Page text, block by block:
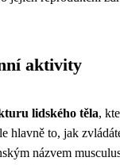
aktivity
lidského těla,
hlavně to, jak
názvem